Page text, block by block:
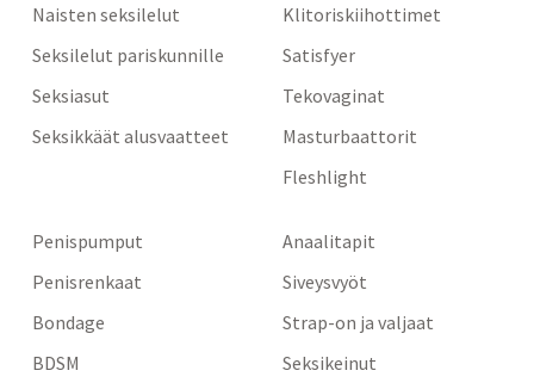
Naisten seksilelut
Seksilelut pariskunnille
Seksiasut
Seksikkäät alusvaatteet
Klitoriskiihottimet
Satisfyer
Tekovaginat
Masturbaattorit
Fleshlight
Penispumput
Penisrenkaat
Bondage
BDSM
Anaalitapit
Siveysvyöt
Strap-on ja valjaat
Seksikeinut